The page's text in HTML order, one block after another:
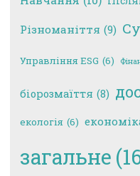
Різноманіття (9)
Управління ESG (6)
біорозмаїття (8)
екологія (6)
загальне